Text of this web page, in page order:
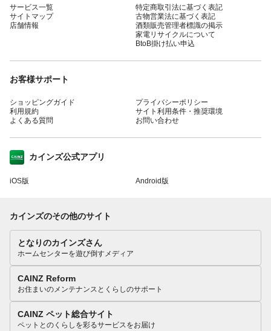
サービス一覧
サイトマップ
店舗情報
特定商取引法に基づく表記
古物営業法に基づく表記
酒類販売管理者標識の掲示
家電リサイクルについて
BtoB掛け払い申込
お客様サポート
ショッピングガイド
利用規約
よくある質問
プライバシーポリシー
サイト利用条件・推奨環境
お問い合わせ
カインズ公式アプリ
iOS版 Android版
カインズのその他のサイト
となりのカインズさん
ホームセンターを遊び倒すメディア
CAINZ Reform
お住まいのメンテナンスとくらしのサポート
CAINZ ペット総合サイト
ペットとのくらしを彩るサービスをお届け